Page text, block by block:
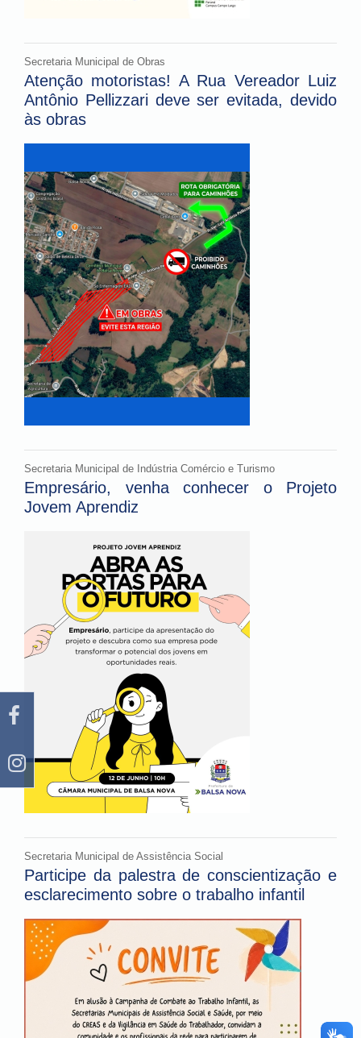
Secretaria Municipal de Obras
Atenção motoristas! A Rua Vereador Luiz
Antônio Pellizzari deve ser evitada, devido
às obras
Secretaria Municipal de Indústria Comércio e Turismo
Empresário, venha conhecer o Projeto
Jovem Aprendiz
Secretaria Municipal de Assistência Social
Participe da palestra de conscientização e
esclarecimento sobre o trabalho infantil